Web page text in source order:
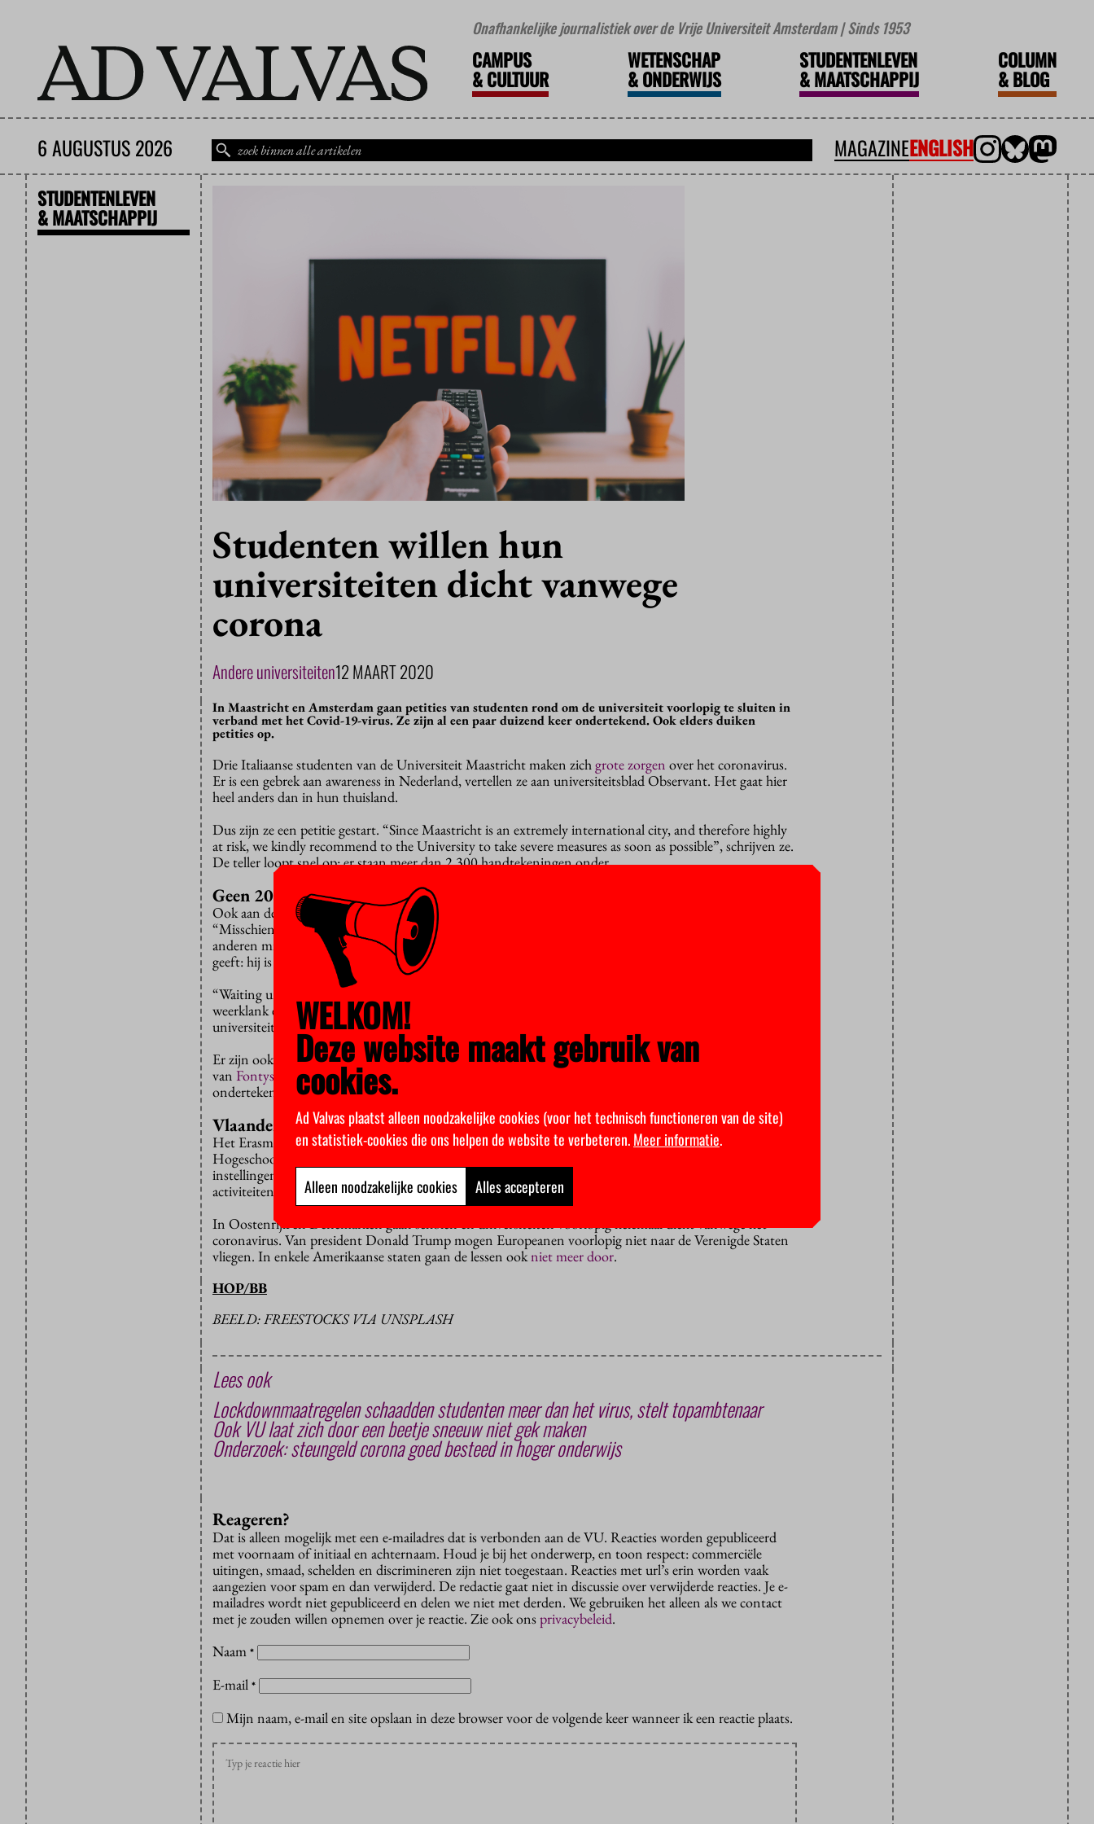
Onafhankelijke journalistiek over de Vrije Universiteit Amsterdam | Sinds 1953
CAMPUS
&CULTUUR
WETENSCHAP
&ONDERWIJS
STUDENTENLEVEN
&MAATSCHAPPIJ
COLUMN
&BLOG
6 AUGUSTUS 2026 MAGAZINEENGLISH
STUDENTENLEVEN
& MAATSCHAPPIJ
Studenten willen hun
universiteiten dicht vanwege
corona
Andere universiteiten12 MAART 2020
In Maastricht en Amsterdam gaan petities van studenten rond om de universiteit voorlopig te sluiten in
verband met het Covid-19-virus. Ze zijn al een paar duizend keer ondertekend. Ook elders duiken
petities op.
Drie Italiaanse studenten van de Universiteit Maastricht maken zichgrote zorgen over het coronavirus.
Er is een gebrek aan awareness in Nederland, vertellen ze aan universiteitsblad Observant. Het gaat hier
heel anders dan in hun thuisland.
Dus zijn ze een petitie gestart. “Since Maastricht is an extremely international city, and therefore highly
at risk, we kindly recommend to the University to take severe measures as soon as possible”, schrijven ze.
De teller loopt snel op: er staan meer dan 2.300 handtekeningen onder.
Geen 20 jaar
Ook aan de Universiteit van Amsterdam is het een Italiaanse student die een petitie heeft
“Misschien is het zo dat jij als jong persoon minder gevaar loopt om besmet te raken met het virus, maar
anderen misschien niet”, zegt ze tegen universiteitsblad Folia. “Denk aan de hoogleraar die je college
geeft: hij is geen twintig meer.”
“Waiting until the situation gets worse is wrong”, schrijft ze in de petitie. Die vindt ongeveer evenveel
weerklank en is eveneens meer dan 2.300 keer ondertekend. Zowel in Maastricht als Amsterdam wil de
universiteit nog niet zo ver gaan.
Er zijn ook petities gestart voor deHanzehogeschool, hetScience Park Utrecht, de campussen
van Fontys, Zuyd en Avans, deUT Eindhoven
ondertekeningen, andere al een paar honderd.
Vlaanderen
Het Erasmus MC heeft grote hoorcolleges inmiddels in de ban gedaan. In Vlaanderen sluit de
Hogeschool PXL voorlopig de deuren. Andere instellingen ondernemen ook actie. De Vlaamse
instellingen moedigen thuiswerken aan. Studenten van de Universiteit Gent schorten alle feesten en
activiteiten op.
In Oostenrijk en Denemarken gaan scholen en universiteiten voorlopig helemaal dicht vanwege het
coronavirus. Van president Donald Trump mogen Europeanen voorlopig niet naar de Verenigde Staten
vliegen. In enkele Amerikaanse staten gaan de lessen ookniet meer door.
HOP/BB
BEELD: FREESTOCKS VIA UNSPLASH
Lees ook
Lockdownmaatregelen schaadden studenten meer dan het virus, stelt topambtenaar
Ook VU laat zich door een beetje sneeuw niet gek maken
Onderzoek: steungeld corona goed besteed in hoger onderwijs
Reageren?
Dat is alleen mogelijk met een e-mailadres dat is verbonden aan de VU. Reacties worden gepubliceerd
met voornaam of initiaal en achternaam. Houd je bij het onderwerp, en toon respect: commerciële
uitingen, smaad, schelden en discrimineren zijn niet toegestaan. Reacties met url’s erin worden vaak
aangezien voor spam en dan verwijderd. De redactie gaat niet in discussie over verwijderde reacties. Je e-
mailadres wordt niet gepubliceerd en delen we niet met derden. We gebruiken het alleen als we contact
met je zouden willen opnemen over je reactie. Zie ook onsprivacybeleid.
Naam *
E-mail *
Mijn naam, e-mail en site opslaan in deze browser voor de volgende keer wanneer ik een reactie plaats.
WELKOM!
Deze website maakt gebruik van
cookies.
Ad Valvas plaatst alleen noodzakelijke cookies (voor het technisch functioneren van de site)
en statistiek-cookies die ons helpen de website te verbeteren.Meer informatie.
Alleen noodzakelijke cookies Alles accepteren